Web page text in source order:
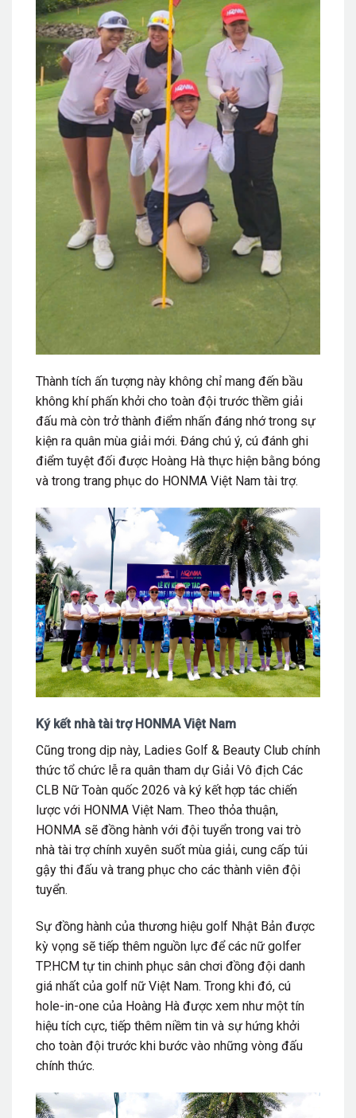
Thành tích ấn tượng này không chỉ mang đến bầu
không khí phấn khởi cho toàn đội trước thềm giải
đấu mà còn trở thành điểm nhấn đáng nhớ trong sự
kiện ra quân mùa giải mới. Đáng chú ý, cú đánh ghi
điểm tuyệt đối được Hoàng Hà thực hiện bằng bóng
và trong trang phục do HONMA Việt Nam tài trợ.
Ký kết nhà tài trợ HONMA Việt Nam
Cũng trong dịp này, Ladies Golf & Beauty Club chính
thức tổ chức lễ ra quân tham dự Giải Vô địch Các
CLB Nữ Toàn quốc 2026 và ký kết hợp tác chiến
lược với HONMA Việt Nam. Theo thỏa thuận,
HONMA sẽ đồng hành với đội tuyển trong vai trò
nhà tài trợ chính xuyên suốt mùa giải, cung cấp túi
gậy thi đấu và trang phục cho các thành viên đội
tuyển.
Sự đồng hành của thương hiệu golf Nhật Bản được
kỳ vọng sẽ tiếp thêm nguồn lực để các nữ golfer
TP.HCM tự tin chinh phục sân chơi đồng đội danh
giá nhất của golf nữ Việt Nam. Trong khi đó, cú
hole-in-one của Hoàng Hà được xem như một tín
hiệu tích cực, tiếp thêm niềm tin và sự hứng khởi
cho toàn đội trước khi bước vào những vòng đấu
chính thức.